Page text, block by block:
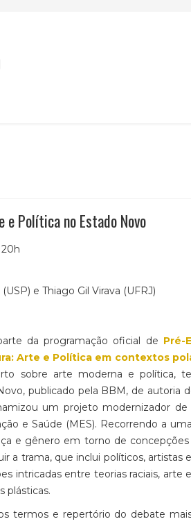
Política no Estado Novo
e Thiago Gil Virava (UFRJ)
da programação oficial de Pré-
Arte e Política em contextos
sobre arte moderna e política,
publicado pela BBM, de autoria
um projeto modernizador
e Saúde (MES). Recorrendo a
e gênero em torno de
a trama, que inclui políticos, artistas
intricadas entre teorias raciais, arte
plásticas.
termos e repertório do debate